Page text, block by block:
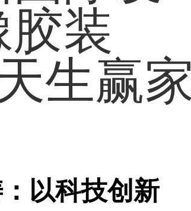
装
生赢家
以科技创新